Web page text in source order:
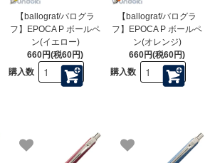
【ballograf/バログラ
フ】EPOCA P ボールペ
ン(イエロー)
660円(税60円)
購入数
【ballograf/バログラ
フ】EPOCA P ボールペ
ン(オレンジ)
660円(税60円)
購入数